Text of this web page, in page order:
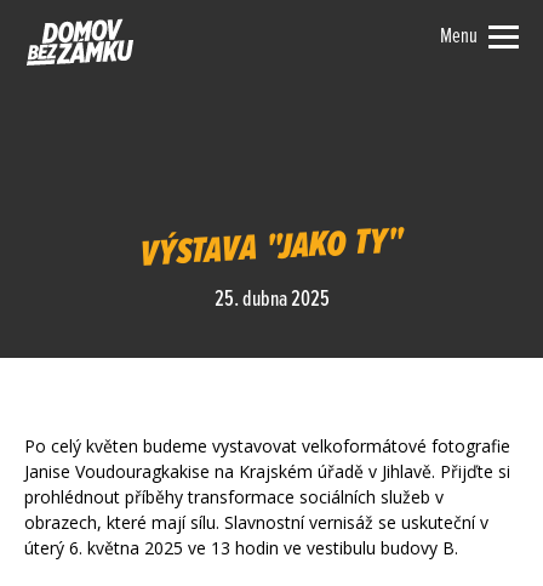
Menu
VÝSTAVA "JAKO TY"
25. dubna 2025
Po celý květen budeme vystavovat velkoformátové fotografie
Janise Voudouragkakise na Krajském úřadě v Jihlavě. Přijďte si
prohlédnout příběhy transformace sociálních služeb v
obrazech, které mají sílu. Slavnostní vernisáž se uskuteční v
úterý 6. května 2025 ve 13 hodin ve vestibulu budovy B.